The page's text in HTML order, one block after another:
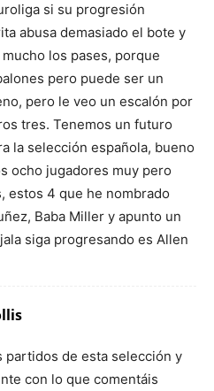
si su progresión
abusa demasiado el bote y
los pases, porque
pero puede ser un
pero le veo un escalón por
tres. Tenemos un futuro
la selección española, bueno
ocho jugadores muy pero
estos 4 que he nombrado
Baba Miller y apunto un
siga progresando es Allen
partidos de esta selección y
con lo que comentáis